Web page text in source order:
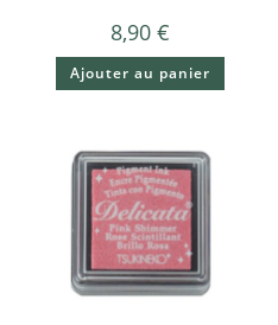
8,90€
Ajouter au panier